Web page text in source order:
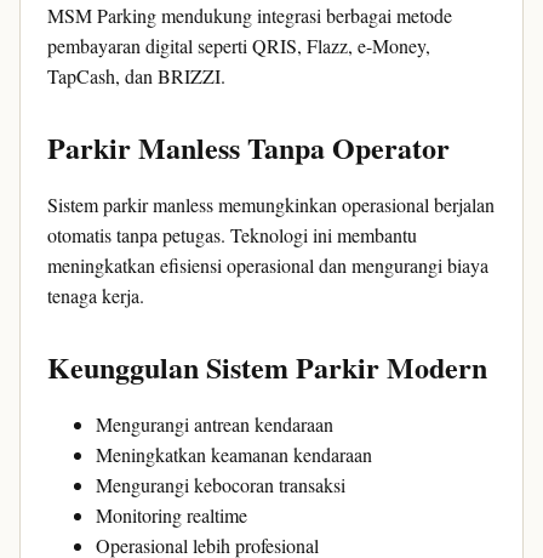
MSM Parking mendukung integrasi berbagai metode
pembayaran digital seperti QRIS, Flazz, e-Money,
TapCash, dan BRIZZI.
Parkir Manless Tanpa Operator
Sistem parkir manless memungkinkan operasional berjalan
otomatis tanpa petugas. Teknologi ini membantu
meningkatkan efisiensi operasional dan mengurangi biaya
tenaga kerja.
Keunggulan Sistem Parkir Modern
Mengurangi antrean kendaraan
Meningkatkan keamanan kendaraan
Mengurangi kebocoran transaksi
Monitoring realtime
Operasional lebih profesional